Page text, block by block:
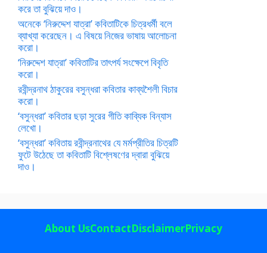
করে তা বুঝিয়ে দাও।
অনেকে ‘নিরুদ্দেশ যাত্রা’ কবিতাটিকে চিত্রধর্মী বলে
ব্যাখ্যা করেছেন। এ বিষয়ে নিজের ভাষায় আলোচনা
করো।
‘নিরুদ্দেশ যাত্রা’ কবিতাটির তাৎপর্য সংক্ষেপে বিবৃতি
করো।
রবীন্দ্রনাথ ঠাকুরের বসুন্ধরা কবিতার কাব্যশৈলী বিচার
করো।
‘বসুন্ধরা’ কবিতার ছড়া সুরের গীতি কাব্যিক বিন্যাস
লেখো।
‘বসুন্ধরা’ কবিতায় রবীন্দ্রনাথের যে মর্মপ্রীতির চিত্রটি
ফুটে উঠেছে তা কবিতাটি বিশ্লেষণের দ্বারা বুঝিয়ে
দাও।
About UsContactDisclaimerPrivacy